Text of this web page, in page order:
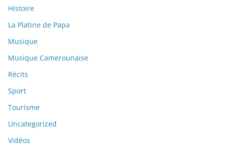
Histoire
La Platine de Papa
Musique
Musique Camerounaise
Récits
Sport
Tourisme
Uncategorized
Vidéos